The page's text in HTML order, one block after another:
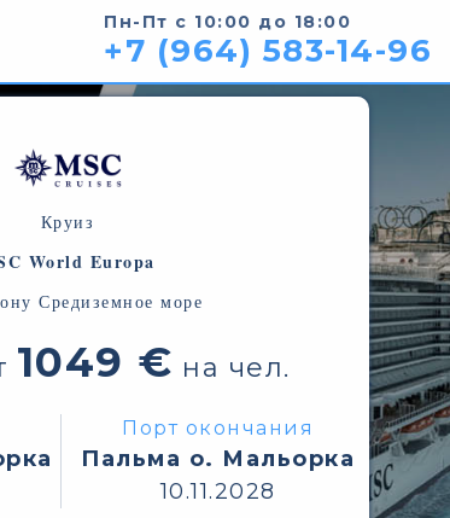
Пн-Пт с 10:00 до 18:00
+7 (964) 583-14-96
Круиз
World Europa
Средиземное море
1049 € на чел.
Порт окончания
Пальма о. Мальорка
10.11.2028